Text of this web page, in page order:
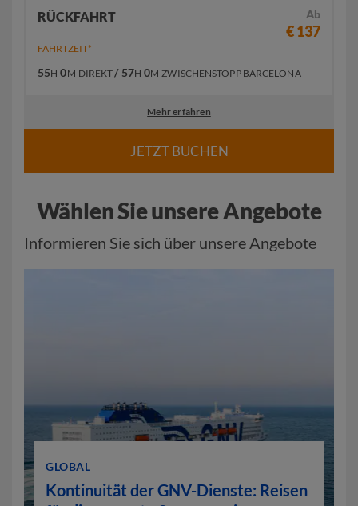
RÜCKFAHRT Ab
€ 137
FAHRTZEIT*
55H 0M DIREKT/ 57H 0M ZWISCHENSTOPP BARCELONA
Mehr erfahren
JETZT BUCHEN
Wählen Sie unsere Angebote
Informieren Sie sich über unsere Angebote
GLOBAL
Kontinuität der GNV-Dienste: Reisen